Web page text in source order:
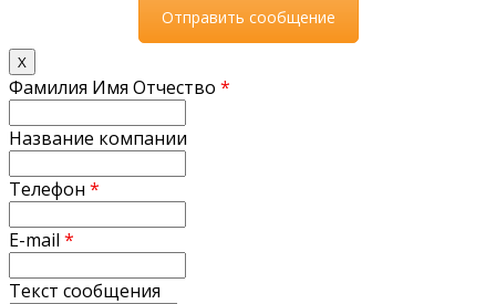
X
Фамилия Имя Отчество *
Название компании
Телефон *
E-mail *
Текст сообщения